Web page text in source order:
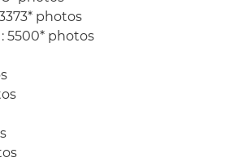
photos
5500* photos